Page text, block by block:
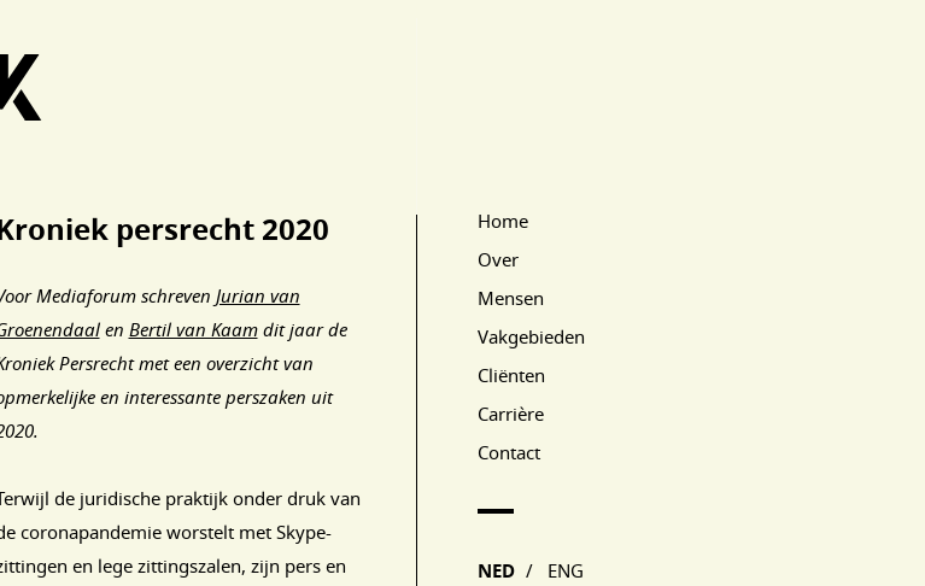
persrecht 2020
Mediaforum schreven Jurian van
en Bertil van Kaamdit jaar de
Persrecht met een overzicht van
en interessante perszaken uit
de juridische praktijk onder druk van
coronapandemie worstelt met Skype-
en lege zittingszalen, zijn pers en
Main Page Navigation
Home
Over
Mensen
Vakgebieden
Cliënten
Carrière
Contact
NED / ENG